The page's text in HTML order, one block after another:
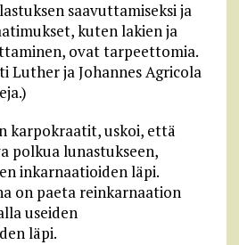
saavuttamiseksi ja
kuten lakien ja
ovat tarpeettomia.
Luther ja Johannes Agricola
karpokraatit, uskoi, että
polkua lunastukseen,
inkarnaatioiden läpi.
on paeta reinkarnaation
useiden
läpi.